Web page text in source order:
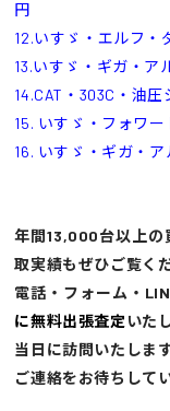
円
12.いすゞ・エルフ・
13.いすゞ・ギガ・ア
14.CAT・303C・油
15. いすゞ・フォワ
16. いすゞ・ギガ・
年間13,000台以上の
取実績もぜひご覧く
電話・フォーム・
に無料出張査定 いた
当日に訪問いたしま
ご連絡をお待ちしてい